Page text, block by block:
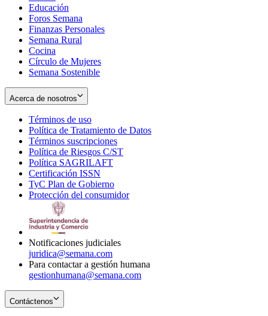
window
new
window
Educación
Foros Semana
Finanzas Personales
Semana Rural
Cocina
Círculo de Mujeres
Semana Sostenible
Acerca de nosotros
Términos de uso
in
new
window
Política de Tratamiento de Datos
Términos suscripciones
in
Política de Riesgos C/ST
Política SAGRILAFT
new
window
Certificación ISSN
in
new
TyC Plan de Gobierno
in
Protección del consumidorOpens
Notificaciones judiciales
juridica@semana.com
Para contactar a gestión humana
gestionhumana@semana.com
Contáctenos